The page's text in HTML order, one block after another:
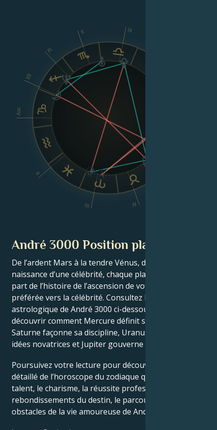
Asc
II
III IV
IX
X
XI
XII
André 3000 Position planétaire
De l’ardent Mars à la tendre Vénus, dans ce thème de
naissance d’une célébrité, chaque planète raconte sa
part de l’histoire de l’ascension de votre star
préférée vers la célébrité. Consultez le thème
astrologique de André 3000 ci-dessous pour
découvrir comment Mercure définit son intellect,
Saturne façonne sa discipline, Uranus stimule ses
idées novatrices et Jupiter gouverne sa chance.
Poursuivez votre lecture pour découvrir le profil
détaillé de l’horoscope du zodiaque qui explique le
talent, le charisme, la réussite professionnelle, les
rebondissements du destin, le parcours de vie et les
obstacles de la vie amoureuse de André 3000.